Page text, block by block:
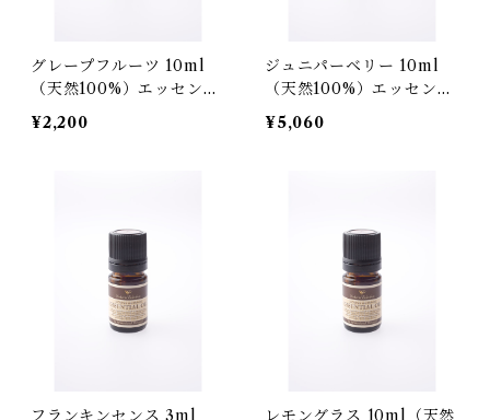
グレープフルーツ 10ml
（天然100%）エッセンシ
ャルオイル
¥2,200
ジュニパーベリー 10ml
（天然100%）エッセンシ
ャルオイル
¥5,060
フランキンセンス 3ml
レモングラス 10ml（天然